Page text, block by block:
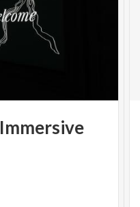
Immersive